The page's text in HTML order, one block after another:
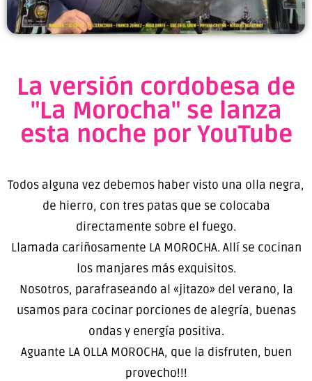
La versión cordobesa de
"La Morocha" se lanza
esta noche por YouTube
Todos alguna vez debemos haber visto una olla negra,
de hierro, con tres patas que se colocaba
directamente sobre el fuego.
Llamada cariñosamente LA MOROCHA. Allí se cocinan
los manjares más exquisitos.
Nosotros, parafraseando al «jitazo» del verano, la
usamos para cocinar porciones de alegría, buenas
ondas y energía positiva.
Aguante LA OLLA MOROCHA, que la disfruten, buen
provecho!!!